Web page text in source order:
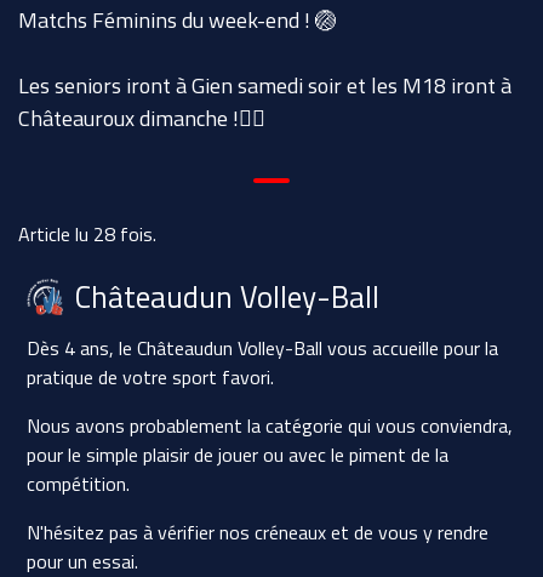
Matchs Féminins du week-end ! 🏐
Les seniors iront à Gien samedi soir et les M18 iront à
Châteauroux dimanche !👍🏻
Article lu 28 fois.
Châteaudun Volley-Ball
Dès 4 ans, le Châteaudun Volley-Ball vous accueille pour la
pratique de votre sport favori.
Nous avons probablement la catégorie qui vous conviendra,
pour le simple plaisir de jouer ou avec le piment de la
compétition.
N'hésitez pas à vérifier nos créneaux et de vous y rendre
pour un essai.